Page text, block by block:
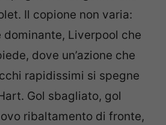
Il copione non varia:
Liverpool che
dove un’azione che
rapidissimi si spegne
Gol sbagliato, gol
ribaltamento di fronte,